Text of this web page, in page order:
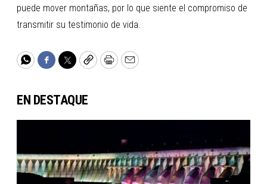
puede mover montañas, por lo que siente el compromiso de
transmitir su testimonio de vida.
WhatsApp
Facebook
TwitterCopyPrintEmail
EN DESTAQUE